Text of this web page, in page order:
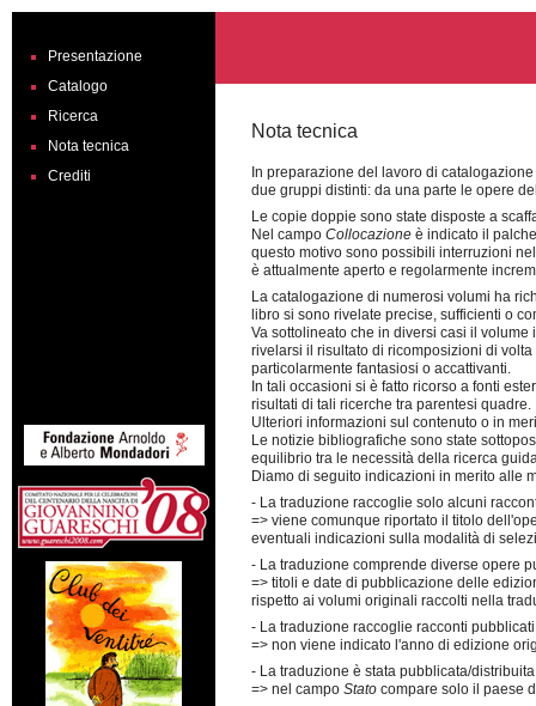
Presentazione
Catalogo
Ricerca
Nota tecnica
Crediti
Nota tecnica
In preparazione del lavoro di
due gruppi distinti: da una parte le opere
Le copie doppie sono state disposte a
Nel campo Collocazione è indicato il
questo motivo sono possibili interruzioni
è attualmente aperto e regolarmente
La catalogazione di numerosi volumi ha
libro si sono rivelate precise, sufficienti o
Va sottolineato che in diversi casi il
rivelarsi il risultato di ricomposizioni di
particolarmente fantasiosi o accattivanti.
In tali occasioni si è fatto ricorso a fonti
risultati di tali ricerche tra parentesi quadre.
Ulteriori informazioni sul contenuto o in
Le notizie bibliografiche sono state
equilibrio tra le necessità della ricerca
Diamo di seguito indicazioni in merito alle
- La traduzione raccoglie solo alcuni
=> viene comunque riportato il titolo
eventuali indicazioni sulla modalità di
- La traduzione comprende diverse opere
=> titoli e date di pubblicazione delle
rispetto ai volumi originali raccolti nella
- La traduzione raccoglie racconti
=> non viene indicato l'anno di edizione
- La traduzione è stata pubblicata/
=> nel campo Stato compare solo il paese